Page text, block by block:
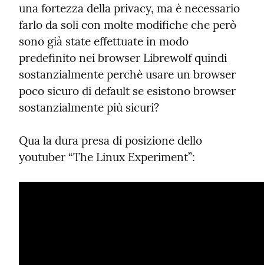
una fortezza della privacy, ma è necessario
farlo da soli con molte modifiche che però
sono già state effettuate in modo
predefinito nei browser Librewolf quindi
sostanzialmente perchè usare un browser
poco sicuro di default se esistono browser
sostanzialmente più sicuri?
Qua la dura presa di posizione dello
youtuber “The Linux Experiment”: